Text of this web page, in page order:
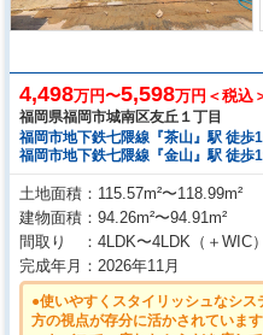
4,498万円〜5,598万円＜税込
福岡県福岡市城南区友丘１丁目
福岡市地下鉄七隈線『茶山』駅 徒歩
福岡市地下鉄七隈線『金山』駅 徒歩
土地面積
115.57m²〜118.99m²
建物面積
94.26m²〜94.91m²
間取り
4LDK〜4LDK （＋WIC）
完成年月
2026年11月
●使いやすくスタイリッシュなシ
方の視点が存分に活かされてい